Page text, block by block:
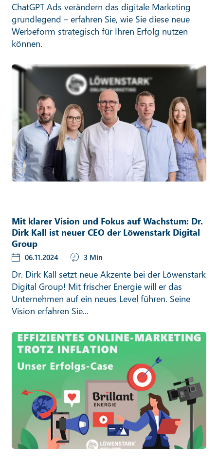
ChatGPT Ads verändern das digitale Marketing
grundlegend – erfahren Sie, wie Sie diese neue
Werbeform strategisch für Ihren Erfolg nutzen
können.
Mit klarer Vision und Fokus auf Wachstum: Dr.
Dirk Kall ist neuer CEO der Löwenstark Digital
Group
06.11.2024 3 Min
Dr. Dirk Kall setzt neue Akzente bei der Löwenstark
Digital Group! Mit frischer Energie will er das
Unternehmen auf ein neues Level führen. Seine
Vision erfahren Sie...